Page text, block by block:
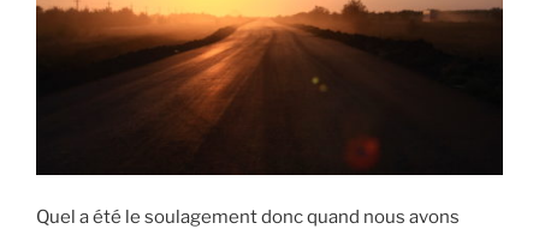
Quel a été le soulagement donc quand nous avons